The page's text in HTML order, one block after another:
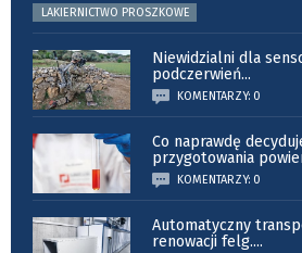
LAKIERNICTWO PROSZKOWE
Niewidzialni dla
podczerwień...
KOMENTARZY: 0
Co naprawdę
przygotowania
KOMENTARZY: 0
Automatyczny
renowacji felg....